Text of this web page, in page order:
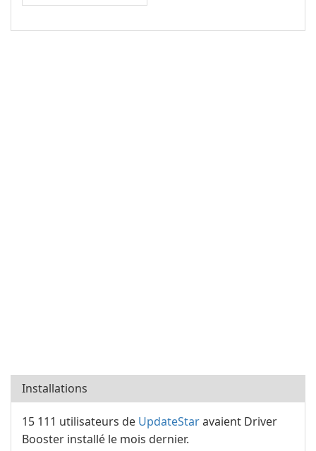
Installations
15 111 utilisateurs de UpdateStaravaient Driver
Booster installé le mois dernier.